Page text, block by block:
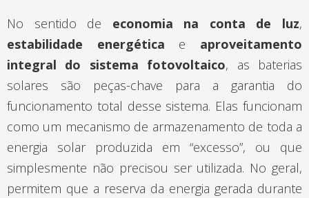
No sentido de economia na conta de luz,
estabilidade energética e aproveitamento
integral do sistema fotovoltaico, as baterias
solares são peças-chave para a garantia do
funcionamento total desse sistema. Elas funcionam
como um mecanismo de armazenamento de toda a
energia solar produzida em “excesso”, ou que
simplesmente não precisou ser utilizada. No geral,
permitem que a reserva da energia gerada durante